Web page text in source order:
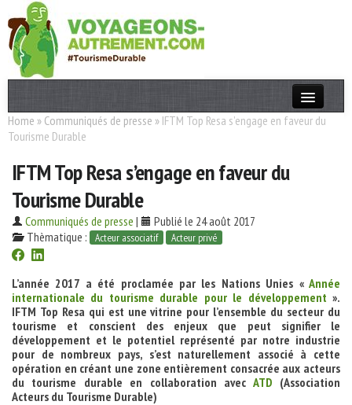
Actualités
Destinations
Acteurs
Thèmes
OK
Home » Communiqués de presse » IFTM Top Resa s’engage en faveur du
Tourisme Durable
IFTM Top Resa s’engage en faveur du
Tourisme Durable
Communiqués de presse |
Publié le 24 août 2017
Thèmatique :
Acteur associatif Acteur privé
L’année 2017 a été proclamée par les Nations Unies « Année
internationale du tourisme durable pour le développement ».
IFTM Top Resa qui est une vitrine pour l’ensemble du secteur du
tourisme et conscient des enjeux que peut signifier le
développement et le potentiel représenté par notre industrie
pour de nombreux pays, s’est naturellement associé à cette
opération en créant une zone entièrement consacrée aux acteurs
du tourisme durable en collaboration avec ATD (Association
Acteurs du Tourisme Durable)